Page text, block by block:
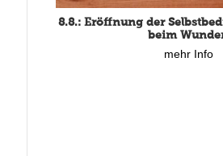
8.8.: Eröffnung der
beim
mehr Info
mehr Info